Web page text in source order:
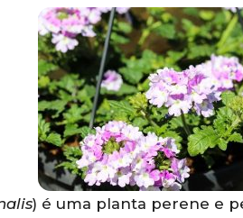
) é uma planta perene e